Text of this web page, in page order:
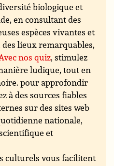
biologique et
en consultant des
espèces vivantes et
lieux remarquables,
nos quiz, stimulez
ludique, tout en
pour approfondir
à des sources fiables
sur des sites web
nationale,
et
culturels vous facilitent